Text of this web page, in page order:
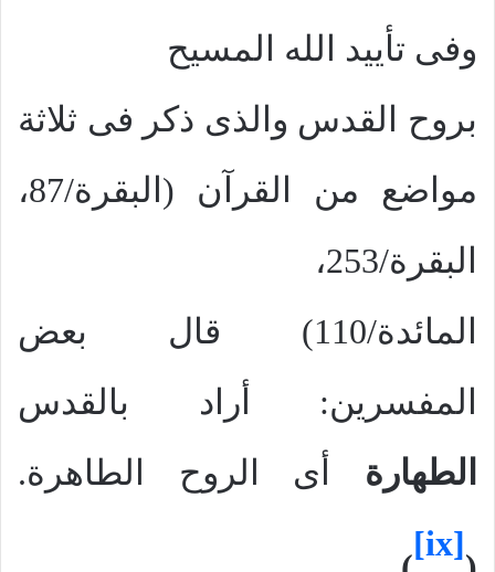
وفى تأييد الله المسيح
بروح القدس والذى ذكر فى ثلاثة
مواضع من القرآن (البقرة/87،
البقرة/253،
المائدة/110) قال بعض
المفسرين: أراد بالقدس
الطهارة أى الروح الطاهرة.
[ix]